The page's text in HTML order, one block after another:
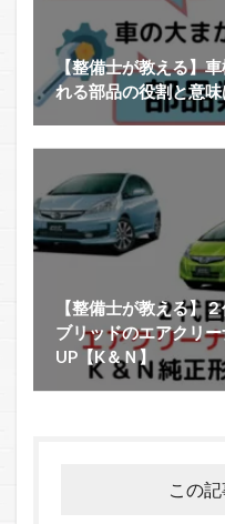
【整備士が教える】
れる部品の役割と意味
【整備士が教える】
ブリッドのエアクリ
UP【K＆Ｎ】
この